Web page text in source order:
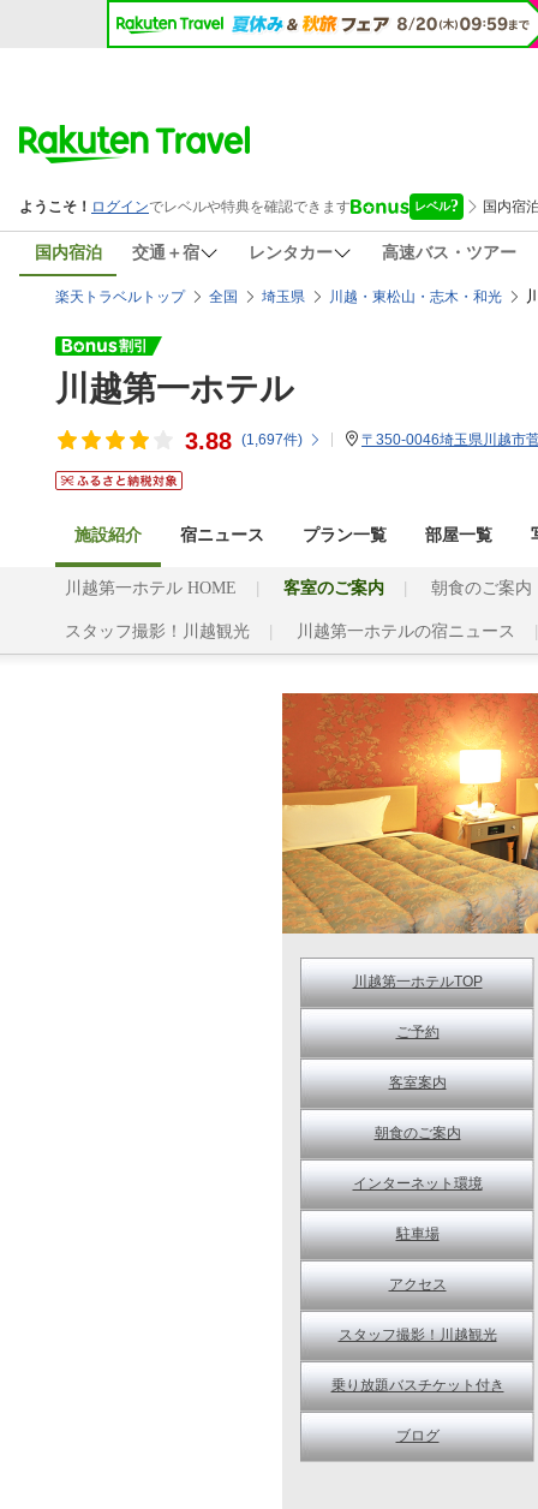
国内宿泊 交通＋宿 レンタカー 高速バス・ツアー
楽天トラベルトップ 全国 埼玉県 川越・東松山・志木・和光
川越第一ホテル
3.88 (1,697件) 〒350-0046埼玉県川越市
施設紹介 宿ニュース プラン一覧 部屋一覧
川越第一ホテル HOME 客室のご案内 朝食のご案内
スタッフ撮影！川越観光 川越第一ホテルの宿ニュース
川越第一ホテルTOP
ご予約
客室案内
朝食のご案内
インターネット環境
駐車場
アクセス
スタッフ撮影！川越観光
乗り放題バスチケット付き
ブログ